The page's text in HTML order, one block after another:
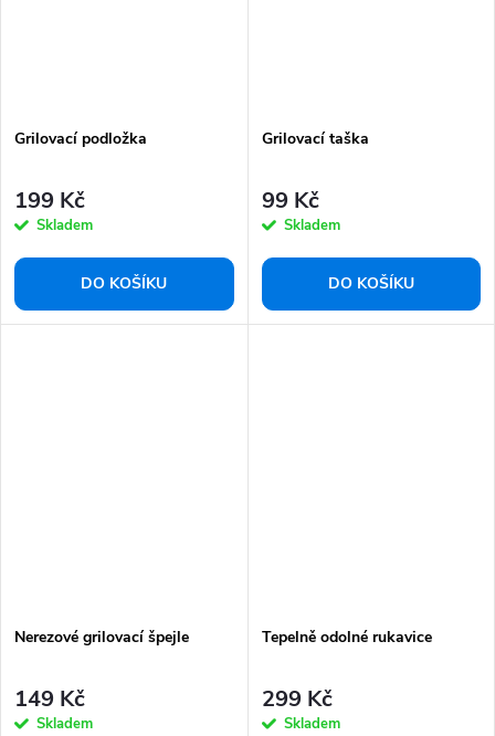
Grilovací podložka
199 Kč
Skladem
DO KOŠÍKU
Grilovací taška
99 Kč
Skladem
DO KOŠÍKU
Nerezové grilovací špejle
149 Kč
Skladem
Tepelně odolné rukavice
299 Kč
Skladem